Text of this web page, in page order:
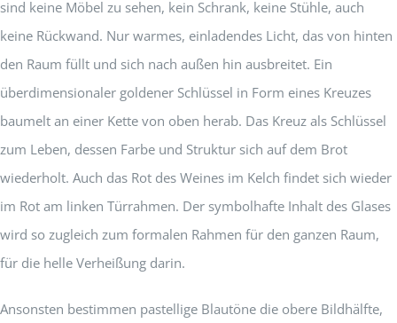
sind keine Möbel zu sehen, kein Schrank, keine Stühle, auch
keine Rückwand. Nur warmes, einladendes Licht, das von hinten
den Raum füllt und sich nach außen hin ausbreitet. Ein
überdimensionaler goldener Schlüssel in Form eines Kreuzes
baumelt an einer Kette von oben herab. Das Kreuz als Schlüssel
zum Leben, dessen Farbe und Struktur sich auf dem Brot
wiederholt. Auch das Rot des Weines im Kelch findet sich wieder
im Rot am linken Türrahmen. Der symbolhafte Inhalt des Glases
wird so zugleich zum formalen Rahmen für den ganzen Raum,
für die helle Verheißung darin.
Ansonsten bestimmen pastellige Blautöne die obere Bildhälfte,